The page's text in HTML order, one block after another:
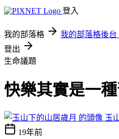
登入
我的部落格 我的部落格後台
登出
生命議題
快樂其實是一
玉
19年前